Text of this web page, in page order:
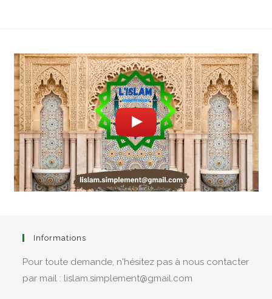
Informations
Pour toute demande, n'hésitez pas à nous contacter
par mail : lislam.simplement@gmail.com